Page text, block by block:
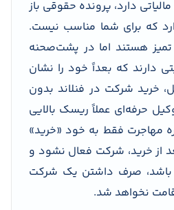
دارد، پرونده حقوقی باز
که برای شما مناسب نیست.
هستند اما در پشت‌صحنه
دارند که بعداً خود را نشان
خرید شرکت در فنلاند بدون
حرفه‌ای عملاً ریسک بالایی
مهاجرت فقط به خود «خرید»
از خرید، شرکت فعال نشود و
باشد، صرف داشتن یک شرکت
نخواهد شد.